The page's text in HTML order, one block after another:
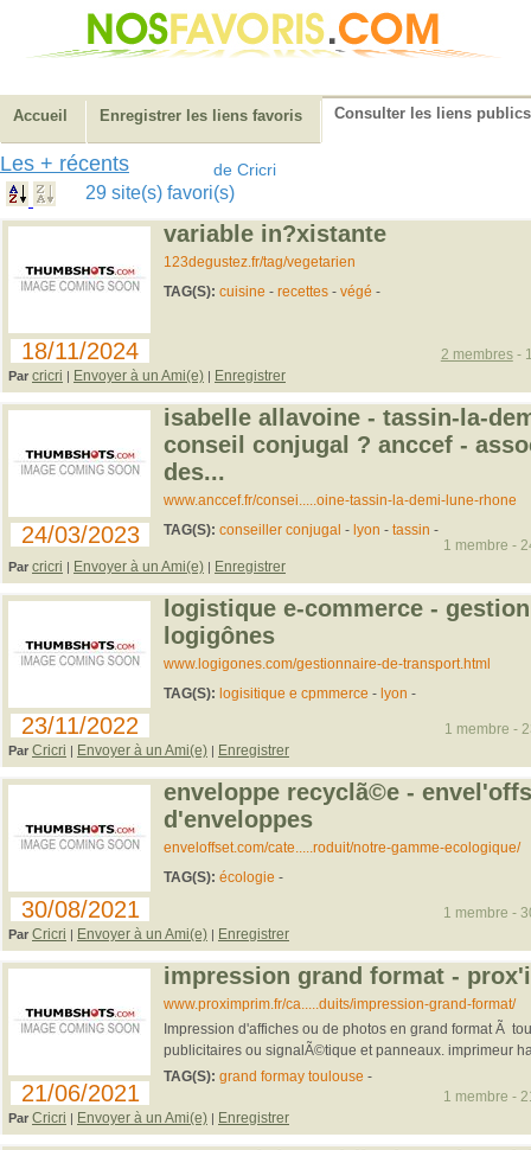
Accueil Enregistrer les liens favoris Consulter les liens publics
Les + récents de Cricri
29 site(s) favori(s)
18/11/2024
variable in?xistante
123degustez.fr/tag/vegetarien
TAG(S): cuisine - recettes- végé -
Par cricri | Envoyer à un Ami(e) | Enregistrer
2 membres-
24/03/2023
isabelle allavoine - tassin-la-
conseil conjugal ? anccef -
des...
www.anccef.fr/consei.....oine-tassin-la-demi-lune-rhone
TAG(S): conseiller conjugal - lyon - tassin -
Par cricri | Envoyer à un Ami(e) | Enregistrer
1 membre -
23/11/2022
logistique e-commerce -
logigônes
www.logigones.com/gestionnaire-de-transport.html
TAG(S): logisitique e cpmmerce - lyon -
Par Cricri | Envoyer à un Ami(e) | Enregistrer
1 membre -
30/08/2021
enveloppe recyclã©e -
d'enveloppes
enveloffset.com/cate.....roduit/notre-gamme-ecologique/
TAG(S): écologie -
Par Cricri | Envoyer à un Ami(e) | Enregistrer
1 membre -
21/06/2021
impression grand format -
www.proximprim.fr/ca.....duits/impression-grand-format/
Impression d'affiches ou de photos en grand format Ã
publicitaires ou signalÃ©tique et panneaux. imprimeur
TAG(S): grand formay toulouse -
Par Cricri | Envoyer à un Ami(e) | Enregistrer
1 membre -